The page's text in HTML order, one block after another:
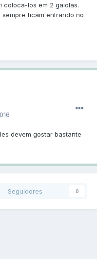
coloca-los em 2 gaiolas.
ficam entrando no
devem gostar bastante
Seguidores 0